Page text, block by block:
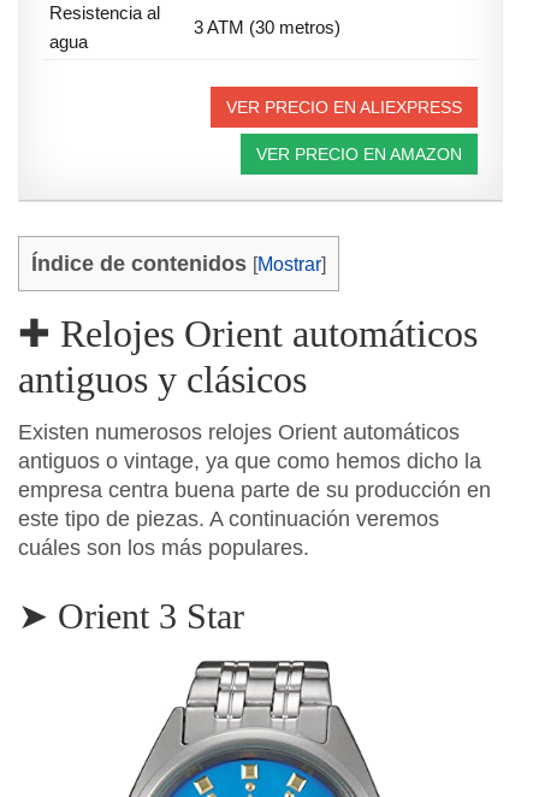
Resistencia al
agua
3 ATM (30 metros)
VER PRECIO EN ALIEXPRESS
VER PRECIO EN AMAZON
Índice de contenidos [Mostrar]
✚ Relojes Orient automáticos
antiguos y clásicos
Existen numerosos relojes Orient automáticos
antiguos o vintage, ya que como hemos dicho la
empresa centra buena parte de su producción en
este tipo de piezas. A continuación veremos
cuáles son los más populares.
➤ Orient 3 Star